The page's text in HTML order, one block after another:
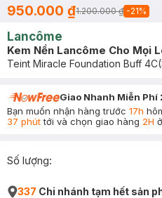
950.000 ₫1.200.000 ₫ -21%
Lancôme
Kem Nền Lancôme Cho Mọi
Teint Miracle Foundation Buff 4C
Giao Nhanh Miễn Phí
Bạn muốn nhận hàng trước 17h
37 phúttới và chọn giao hàng 2H
Số lượng:
337 Chi nhánh tạm hết sản